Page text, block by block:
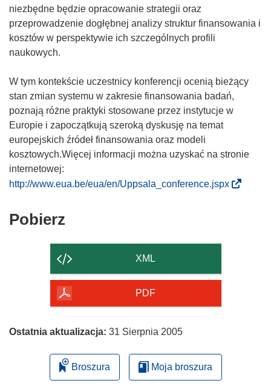
niezbędne będzie opracowanie strategii oraz
przeprowadzenie dogłębnej analizy struktur finansowania i
kosztów w perspektywie ich szczególnych profili
naukowych.
W tym kontekście uczestnicy konferencji ocenią bieżący
stan zmian systemu w zakresie finansowania badań,
poznają różne praktyki stosowane przez instytucje w
Europie i zapoczątkują szeroką dyskusję na temat
europejskich źródeł finansowania oraz modeli
kosztowych.Więcej informacji można uzyskać na stronie
internetowej:
http://www.eua.be/eua/en/Uppsala_conference.jspx(
Pobierz
strony
XML
PDF
Ostatnia aktualizacja: 31 Sierpnia 2005
Broszura Moja broszura